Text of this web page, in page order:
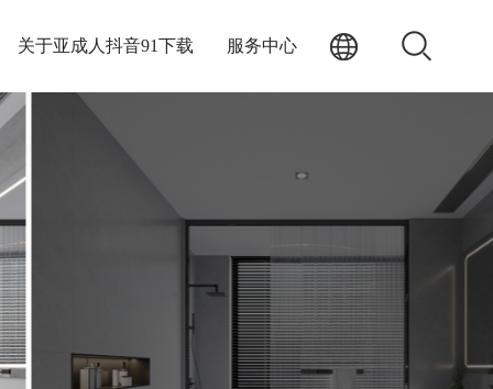
关于亚成人抖音91下载 服务中心